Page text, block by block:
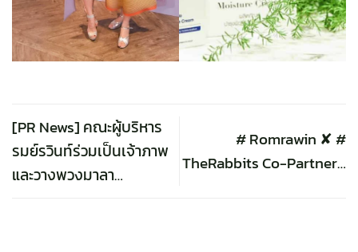
[PR News] คณะผู้บริหาร
รมย์รวินท์ร่วมเป็นเจ้าภาพ
และวางพวงมาลา…
# Romrawin ✘ #
TheRabbits Co-Partner…